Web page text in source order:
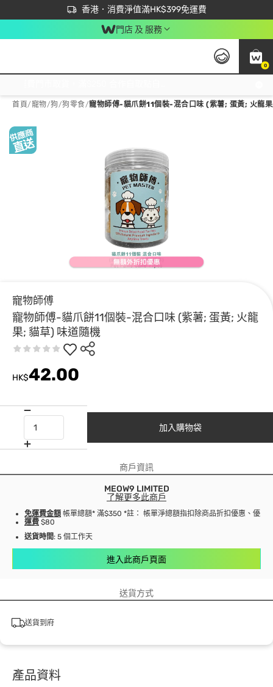
香港．消費淨值滿HK$399免運費
立即成為易賞錢會員盡享獨家優惠
首次APP下單買滿$450 輸入 NEWAPP 即減$50
門店 及 服務
0
首頁/寵物/狗/狗零食/寵物師傅-貓爪餅11個裝-混合口味 (紫薯; 蛋黃; 火龍
寵物師傅
寵物師傅-貓爪餅11個裝-混合口味 (紫薯; 蛋黃; 火龍
果; 貓草) 味道隨機
HK$42.00
加入購物袋
商戶資訊
MEOW9 LIMITED
了解更多此商戶
免運費金額 帳單總額* 滿$350 *註： 帳單淨總額指扣除商品折扣優惠、優惠
運費 $80
送貨時間: 5 個工作天
進入此商戶頁面
送貨方式
送貨到府
產品資料